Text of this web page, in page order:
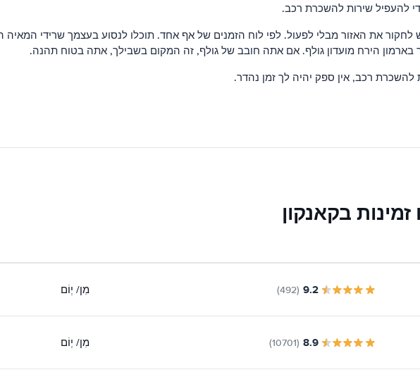
להעפיל שירות להשכרת רכב.
לחקור את האזור מבלי לפעול. לפי לוח הזמנים של אף אחד. תוכלו לנסוע בעצמך שרידי
בארמון הירח מועדון גולף. אם אתה חובב של גולף, זה המקום בשבילך, אתה בטוח תהנה.
רכב, אין ספק יהיה לך זמן נהדר.
בקאנקון
9.2
(492) מִן/ יְוֹם
8.9
(10701) מִן/ יְוֹם